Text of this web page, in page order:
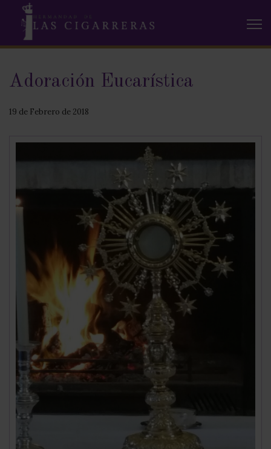
Adoración Eucarística
19 de Febrero de 2018